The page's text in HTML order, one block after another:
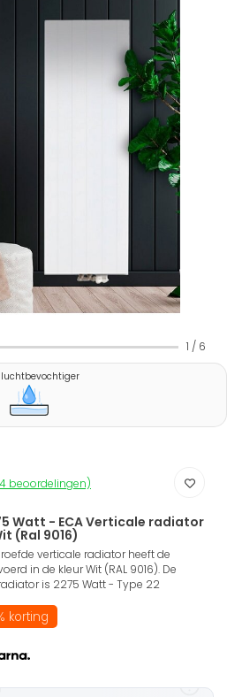
1 / 6
luchtbevochtiger
beoordelingen)
Watt - ECA Verticale radiator
(Ral 9016)
verticale radiator heeft de
in de kleur Wit (RAL 9016). De
is 2275 Watt - Type 22
korting